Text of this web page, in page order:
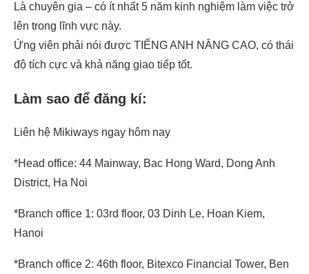
Là chuyên gia – có ít nhất 5 năm kinh nghiệm làm việc trở
lên trong lĩnh vực này.
Ứng viên phải nói được TIẾNG ANH NÂNG CAO, có thái
độ tích cực và khả năng giao tiếp tốt.
Làm sao để đăng kí:
Liên hệ Mikiways ngay hôm nay
*Head office: 44 Mainway, Bac Hong Ward, Dong Anh
District, Ha Noi
*Branch office 1: 03rd floor, 03 Dinh Le, Hoan Kiem,
Hanoi
*Branch office 2: 46th floor, Bitexco Financial Tower, Ben